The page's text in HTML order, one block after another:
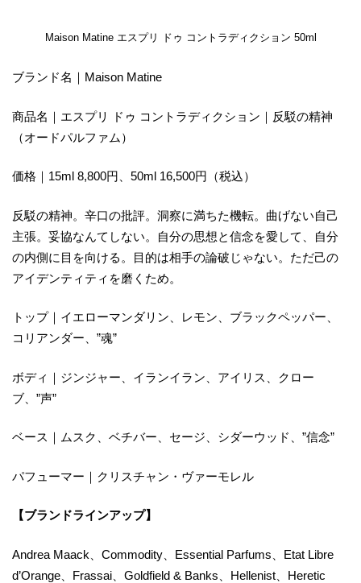
Maison Matine エスプリ ドゥ コントラディクション 50ml
ブランド名｜Maison Matine
商品名｜エスプリ ドゥ コントラディクション｜反駁の精神
（オードパルファム）
価格｜15ml 8,800円、50ml 16,500円（税込）
反駁の精神。辛口の批評。洞察に満ちた機転。曲げない自己
主張。妥協なんてしない。自分の思想と信念を愛して、自分
の内側に目を向ける。目的は相手の論破じゃない。ただ己の
アイデンティティを磨くため。
トップ｜イエローマンダリン、レモン、ブラックペッパー、
コリアンダー、”魂”
ボディ｜ジンジャー、イランイラン、アイリス、クロー
ブ、”声”
ベース｜ムスク、ベチバー、セージ、シダーウッド、”信念”
パフューマー｜クリスチャン・ヴァーモレル
【ブランドラインアップ】
Andrea Maack、Commodity、Essential Parfums、Etat Libre
d’Orange、Frassai、Goldfield & Banks、Hellenist、Heretic